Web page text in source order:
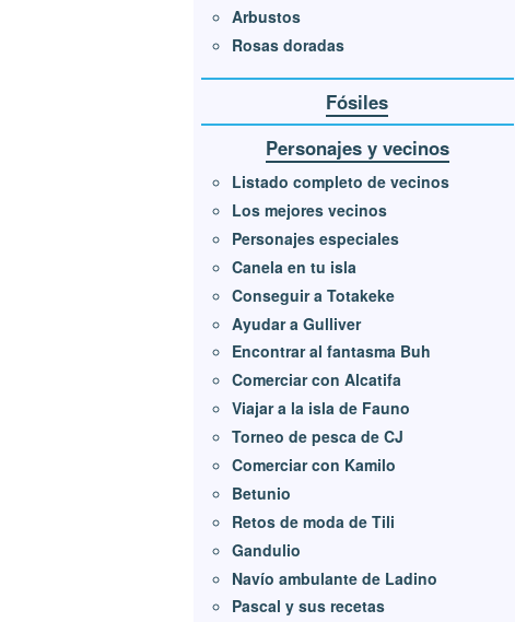
Arbustos
Rosas doradas
Fósiles
Personajes y vecinos
Listado completo de vecinos
Los mejores vecinos
Personajes especiales
Canela en tu isla
Conseguir a Totakeke
Ayudar a Gulliver
Encontrar al fantasma Buh
Comerciar con Alcatifa
Viajar a la isla de Fauno
Torneo de pesca de CJ
Comerciar con Kamilo
Betunio
Retos de moda de Tili
Gandulio
Navío ambulante de Ladino
Pascal y sus recetas